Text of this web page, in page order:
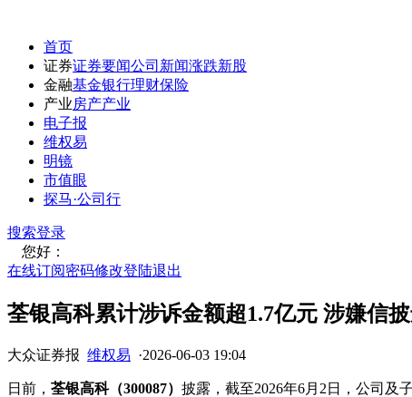
首页
证券证券要闻公司新闻涨跌新股
金融基金银行理财保险
产业房产产业
电子报
维权易
明镜
市值眼
探马·公司行
搜索登录
您好：
在线订阅密码修改登陆退出
荃银高科累计涉诉金额超1.7亿元 涉嫌信
大众证券报 维权易 ·2026-06-03 19:04
日前， 荃银高科（300087） 披露，截至2026年6月2日，公司及